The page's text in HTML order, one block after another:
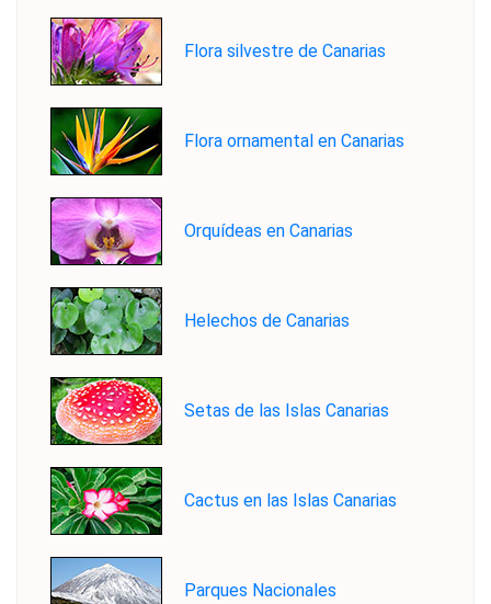
Flora silvestre de Canarias
Flora ornamental en Canarias
Orquídeas en Canarias
Helechos de Canarias
Setas de las Islas Canarias
Cactus en las Islas Canarias
Parques Nacionales